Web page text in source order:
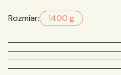
Rozmiar: 1400 g